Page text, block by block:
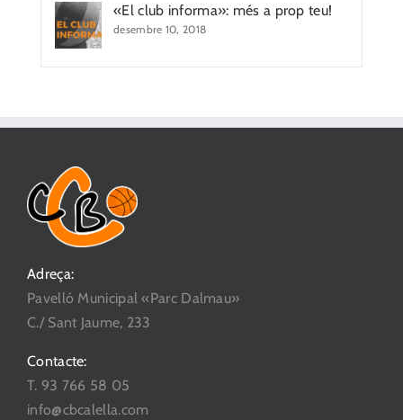
«El club informa»: més a prop teu!
desembre 10, 2018
Adreça:
Pavelló Municipal «Parc Dalmau»
C./ Sant Jaume, 233
Contacte:
T. 93 766 58 05
info@cbcalella.com